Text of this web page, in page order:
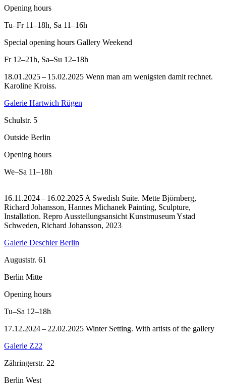
Opening hours
Tu–Fr 11–18h, Sa 11–16h
Special opening hours Gallery Weekend
Fr 12–21h, Sa–Su 12–18h
18.01.2025 – 15.02.2025 Wenn man am wenigsten damit rechnet.
Karoline Kroiss.
Galerie Hartwich Rügen
Schulstr. 5
Outside Berlin
Opening hours
We–Sa 11–18h
16.11.2024 – 16.02.2025 A Swedish Suite. Mette Björnberg,
Richard Johansson, Hannes Michanek Painting, Sculpture,
Installation. Repro Ausstellungsansicht Kunstmuseum Ystad
Schweden, Richard Johansson, 2023
Galerie Deschler Berlin
Auguststr. 61
Berlin Mitte
Opening hours
Tu–Sa 12–18h
17.12.2024 – 22.02.2025 Winter Setting. With artists of the gallery
Galerie Z22
Zähringerstr. 22
Berlin West